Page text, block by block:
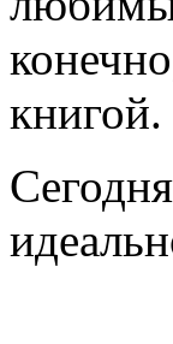
книгой.